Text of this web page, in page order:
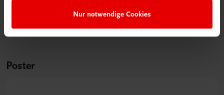
Nur notwendige Cookies
Poster